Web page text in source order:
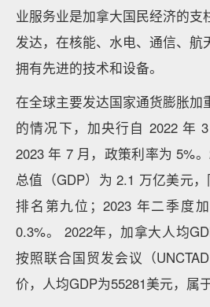
业服务业是加拿大国民经济的支
发达，在核能、水电、通信、航
拥有先进的技术和设备。
在全球主要发达国家通货膨胀加
的情况下，加央行自 2022 年
2023 年 7 月，政策利率为 5%
总值（GDP）为 2.1 万亿美元
排名第九位；2023 年二季度
0.3%。 2022年，加拿大人均
按照联合国贸发会议（
价，人均GDP为55281美元，属